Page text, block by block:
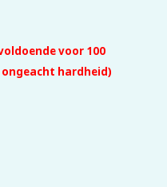
voor 100
hardheid)